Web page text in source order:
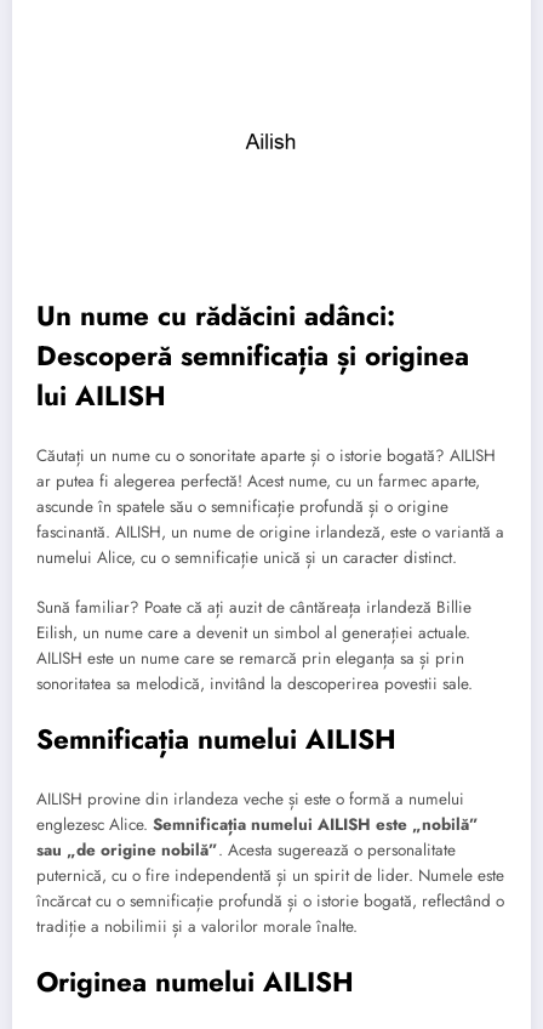
Un nume cu rădăcini adânci:
Descoperă semnificația și originea
lui AILISH
Căutați un nume cu o sonoritate aparte și o istorie bogată? AILISH
ar putea fi alegerea perfectă! Acest nume, cu un farmec aparte,
ascunde în spatele său o semnificație profundă și o origine
fascinantă. AILISH, un nume de origine irlandeză, este o variantă a
numelui Alice, cu o semnificație unică și un caracter distinct.
Sună familiar? Poate că ați auzit de cântăreața irlandeză Billie
Eilish, un nume care a devenit un simbol al generației actuale.
AILISH este un nume care se remarcă prin eleganța sa și prin
sonoritatea sa melodică, invitând la descoperirea povestii sale.
Semnificația numelui AILISH
AILISH provine din irlandeza veche și este o formă a numelui
englezesc Alice. Semnificația numelui AILISH este „nobilă”
sau „de origine nobilă”. Acesta sugerează o personalitate
puternică, cu o fire independentă și un spirit de lider. Numele este
încărcat cu o semnificație profundă și o istorie bogată, reflectând o
tradiție a nobilimii și a valorilor morale înalte.
Originea numelui AILISH